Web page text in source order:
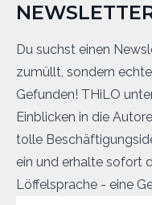
Du suchst einen
zumüllt, sondern
Gefunden! THiLO
Einblicken in die
tolle
ein und erhalte sofort
Löffelsprache - eine